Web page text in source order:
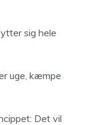
sig hele
uge, kæmpe
Det vil